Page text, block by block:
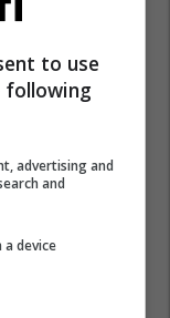
Maqedonas
to use
following
advertising and
and
device